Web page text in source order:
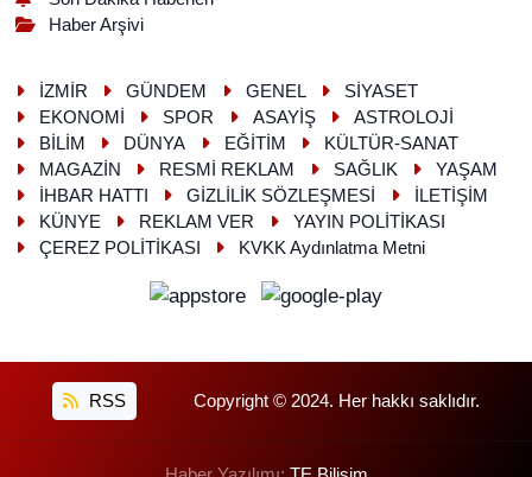
Haber Arşivi
İZMİR GÜNDEM GENEL
SİYASET
EKONOMİ
SPOR ASAYİŞ
ASTROLOJİ
BİLİM
DÜNYA EĞİTİM
KÜLTÜR-SANAT
MAGAZİN
RESMİ REKLAM SAĞLIK
YAŞAM
İHBAR HATTI
GİZLİLİK SÖZLEŞMESİ
İLETİŞİM
KÜNYE
REKLAM VER
YAYIN POLİTİKASI
ÇEREZ POLİTİKASI
KVKK Aydınlatma Metni
RSS Copyright © 2024. Her hakkı saklıdır.